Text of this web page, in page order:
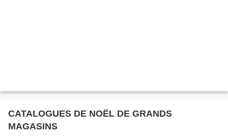
CATALOGUES DE NOËL DE GRANDS
MAGASINS